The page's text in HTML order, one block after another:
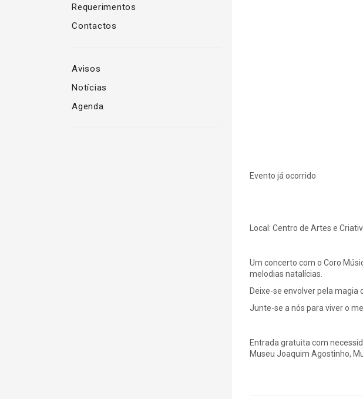
Requerimentos
Contactos
Avisos
Notícias
Agenda
Evento já ocorrido
Local: Centro de Artes e
Um concerto com o Coro
melodias natalícias.
Deixe-se envolver pela magia
Junte-se a nós para viver o
Entrada gratuita com
Museu Joaquim Agostinho,